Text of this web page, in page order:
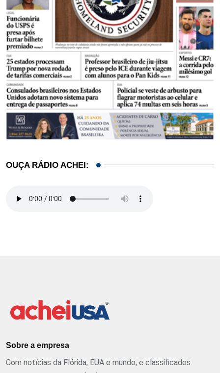
OUÇA RÁDIO ACHEI:
Sobre a empresa
Com notícias da Flórida, EUA e mundo, e classificados